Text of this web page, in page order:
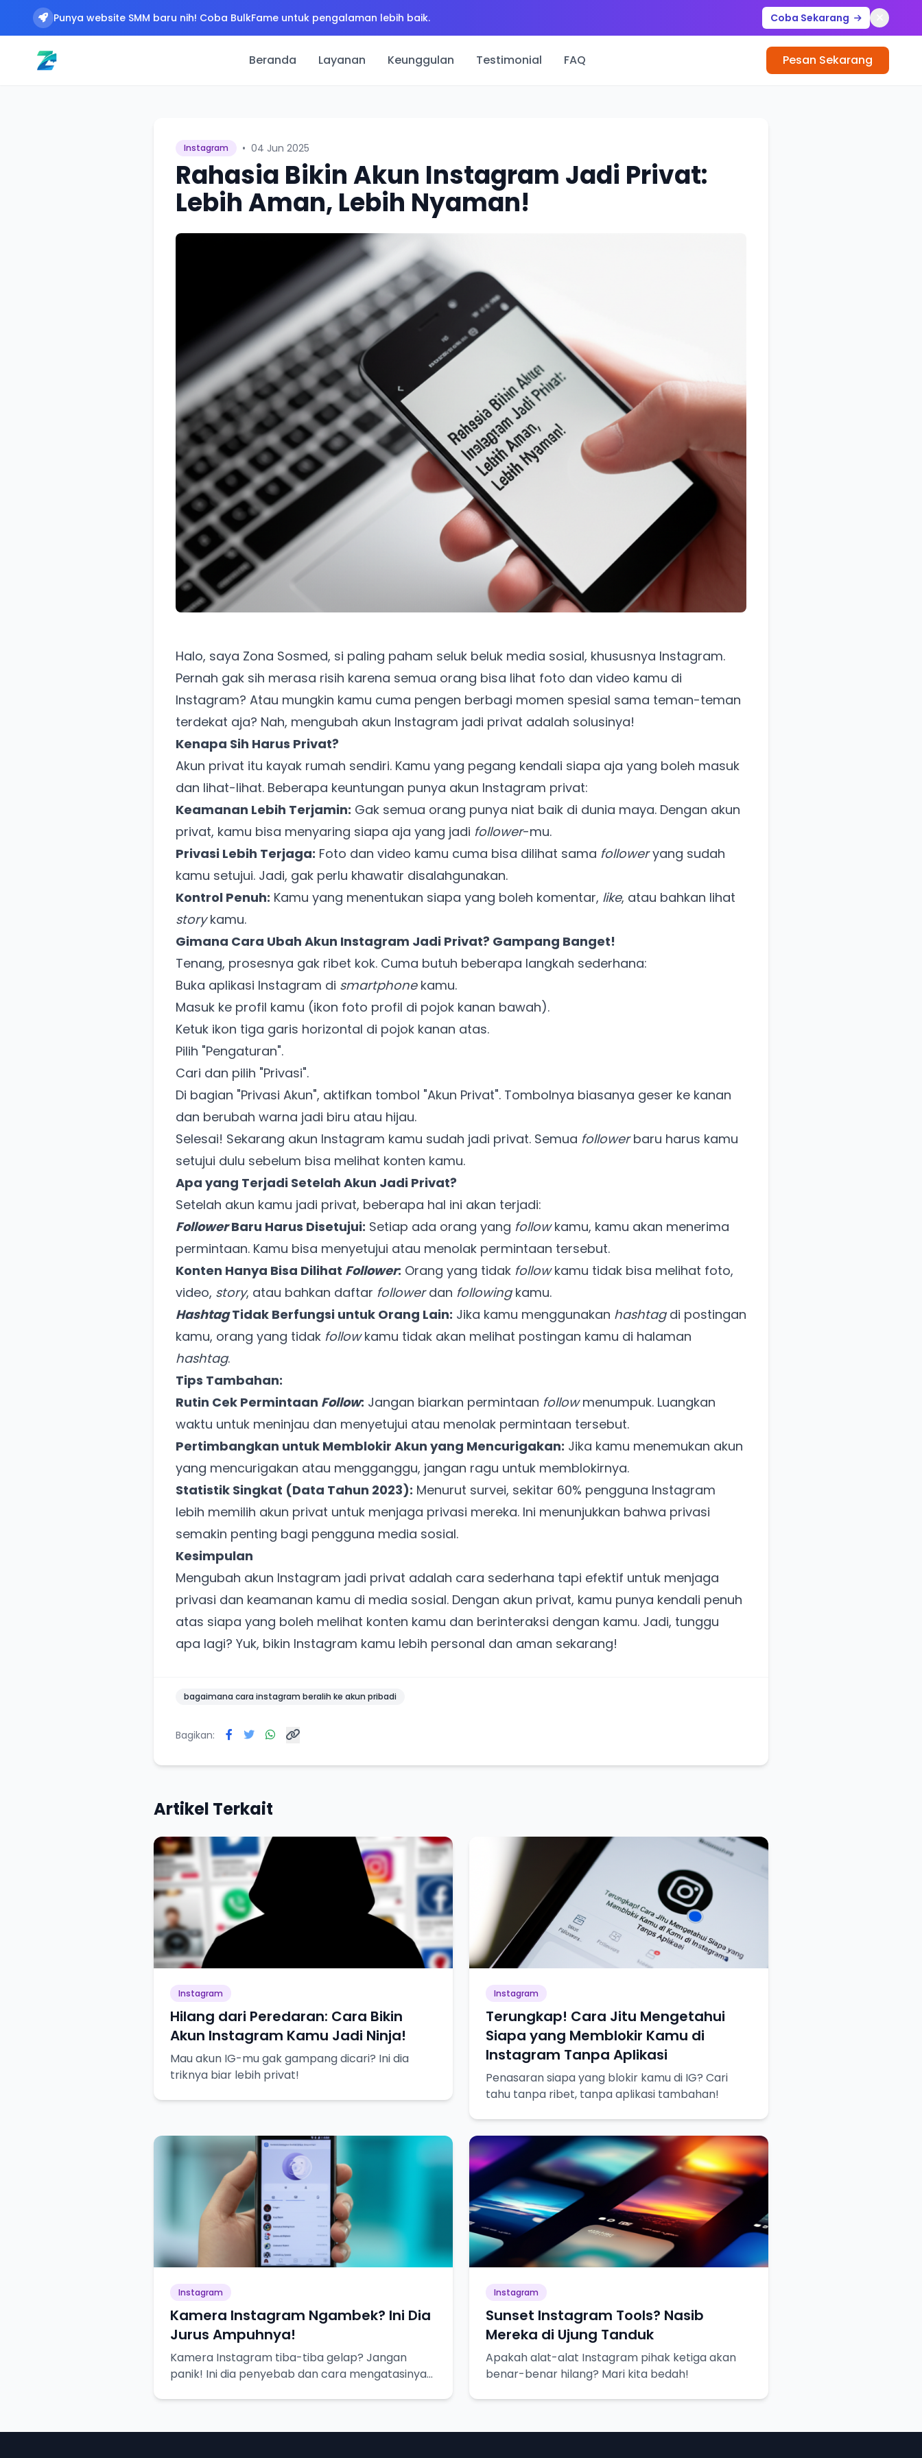
Punya website SMM baru nih! Coba BulkFame untuk pengalaman lebih baik. Coba Sekarang
Beranda Layanan Keunggulan Testimonial FAQ Pesan Sekarang
Instagram • 04 Jun 2025
Rahasia Bikin Akun Instagram Jadi Privat:
Lebih Aman, Lebih Nyaman!
Halo, saya Zona Sosmed, si paling paham seluk beluk media sosial, khususnya Instagram.
Pernah gak sih merasa risih karena semua orang bisa lihat foto dan video kamu di
Instagram? Atau mungkin kamu cuma pengen berbagi momen spesial sama teman-teman
terdekat aja? Nah, mengubah akun Instagram jadi privat adalah solusinya!
Kenapa Sih Harus Privat?
Akun privat itu kayak rumah sendiri. Kamu yang pegang kendali siapa aja yang boleh masuk
dan lihat-lihat. Beberapa keuntungan punya akun Instagram privat:
Keamanan Lebih Terjamin: Gak semua orang punya niat baik di dunia maya. Dengan akun
privat, kamu bisa menyaring siapa aja yang jadi follower-mu.
Privasi Lebih Terjaga: Foto dan video kamu cuma bisa dilihat sama followeryang sudah
kamu setujui. Jadi, gak perlu khawatir disalahgunakan.
Kontrol Penuh: Kamu yang menentukan siapa yang boleh komentar, like, atau bahkan lihat
storykamu.
Gimana Cara Ubah Akun Instagram Jadi Privat? Gampang Banget!
Tenang, prosesnya gak ribet kok. Cuma butuh beberapa langkah sederhana:
Buka aplikasi Instagram di smartphonekamu.
Masuk ke profil kamu (ikon foto profil di pojok kanan bawah).
Ketuk ikon tiga garis horizontal di pojok kanan atas.
Pilih "Pengaturan".
Cari dan pilih "Privasi".
Di bagian "Privasi Akun", aktifkan tombol "Akun Privat". Tombolnya biasanya geser ke kanan
dan berubah warna jadi biru atau hijau.
Selesai! Sekarang akun Instagram kamu sudah jadi privat. Semua followerbaru harus kamu
setujui dulu sebelum bisa melihat konten kamu.
Apa yang Terjadi Setelah Akun Jadi Privat?
Setelah akun kamu jadi privat, beberapa hal ini akan terjadi:
FollowerBaru Harus Disetujui: Setiap ada orang yang followkamu, kamu akan menerima
permintaan. Kamu bisa menyetujui atau menolak permintaan tersebut.
Konten Hanya Bisa Dilihat Follower: Orang yang tidak followkamu tidak bisa melihat foto,
video, story, atau bahkan daftar followerdan followingkamu.
HashtagTidak Berfungsi untuk Orang Lain: Jika kamu menggunakan hashtagdi postingan
kamu, orang yang tidak followkamu tidak akan melihat postingan kamu di halaman
hashtag.
Tips Tambahan:
Rutin Cek Permintaan Follow: Jangan biarkan permintaan followmenumpuk. Luangkan
waktu untuk meninjau dan menyetujui atau menolak permintaan tersebut.
Pertimbangkan untuk Memblokir Akun yang Mencurigakan: Jika kamu menemukan akun
yang mencurigakan atau mengganggu, jangan ragu untuk memblokirnya.
Statistik Singkat (Data Tahun 2023): Menurut survei, sekitar 60% pengguna Instagram
lebih memilih akun privat untuk menjaga privasi mereka. Ini menunjukkan bahwa privasi
semakin penting bagi pengguna media sosial.
Kesimpulan
Mengubah akun Instagram jadi privat adalah cara sederhana tapi efektif untuk menjaga
privasi dan keamanan kamu di media sosial. Dengan akun privat, kamu punya kendali penuh
atas siapa yang boleh melihat konten kamu dan berinteraksi dengan kamu. Jadi, tunggu
apa lagi? Yuk, bikin Instagram kamu lebih personal dan aman sekarang!
bagaimana cara instagram beralih ke akun pribadi
Bagikan:
Artikel Terkait
Instagram
Hilang dari Peredaran: Cara Bikin
Akun Instagram Kamu Jadi Ninja!
Mau akun IG-mu gak gampang dicari? Ini dia
triknya biar lebih privat!
Instagram
Terungkap! Cara Jitu Mengetahui
Siapa yang Memblokir Kamu di
Instagram Tanpa Aplikasi
Penasaran siapa yang blokir kamu di IG? Cari
tahu tanpa ribet, tanpa aplikasi tambahan!
Instagram
Kamera Instagram Ngambek? Ini Dia
Jurus Ampuhnya!
Kamera Instagram tiba-tiba gelap? Jangan
panik! Ini dia penyebab dan cara mengatasinya
Instagram
Sunset Instagram Tools? Nasib
Mereka di Ujung Tanduk
Apakah alat-alat Instagram pihak ketiga akan
benar-benar hilang? Mari kita bedah!
Ada Website Baru!
Khusus untuk kamu yang mau coba
Tanpa daftar ulang, gratis dicoba. Kamu tetap bisa pakai
Zona Sosmed kapan saja.
Coba BulkFame
Lain kali saja